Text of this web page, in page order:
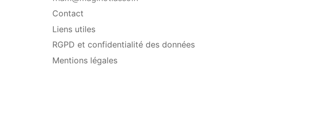
Contact
Liens utiles
RGPD et confidentialité des données
Mentions légales